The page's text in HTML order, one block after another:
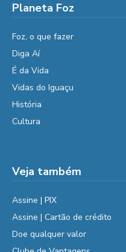
Planeta Foz
Foz, o que fazer
Diga Aí
É da Vida
Vidas do Iguaçu
História
Cultura
Veja também
Assine | PIX
Assine | Cartão de crédito
Doe qualquer valor